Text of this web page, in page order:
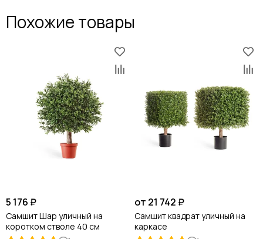
Похожие товары
5 176 ₽
Самшит Шар уличный на
коротком стволе 40 см
от 21 742 ₽
Самшит квадрат уличный на
каркасе